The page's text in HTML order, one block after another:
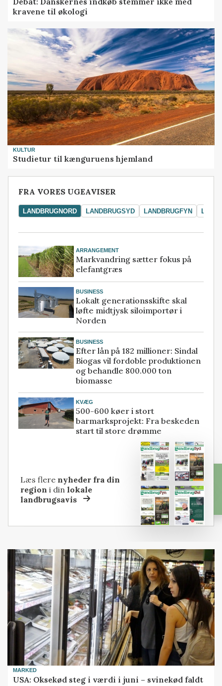
kravene til økologi
KULTUR
Studietur til kænguruens hjemland
FRA VORES UGEAVISER
LANDBRUGNORD LANDBRUGSYD LANDBRUGFYN
ARRANGEMENT
Markvandring sætter fokus på
elefantgræs
BUSINESS
Lokalt generationsskifte skal
løfte midtjysk siloimportør i
Norden
BUSINESS
Efter lån på 182 millioner: Sindal
Biogas vil fordoble produktionen
og behandle 800.000 ton
biomasse
KVÆG
500-600 køer i stort
barmarksprojekt: Fra beskeden
start til store drømme
Læs flere nyheder fra din
region i dinlokale
landbrugsavis
MARKED
USA: Oksekød steg i værdi i juni – svinekød faldt